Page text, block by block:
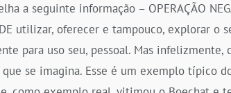
a seguinte informação – OPERAÇÃO
utilizar, oferecer e tampouco, explorar o
para uso seu, pessoal. Mas infelizmente,
se imagina. Esse é um exemplo típico